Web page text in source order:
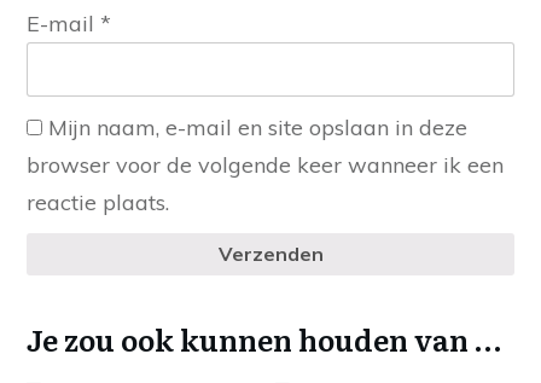
E-mail *
Mijn naam, e-mail en site opslaan in deze
browser voor de volgende keer wanneer ik een
reactie plaats.
Verzenden
Je zou ook kunnen houden van …